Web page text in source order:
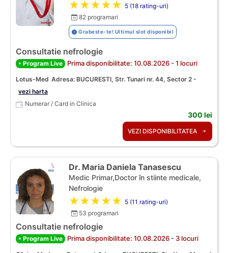
★★★★★ 5 (18 rating-uri)
82 programari
Grabeste-te! Ultimul slot disponibil
Consultatie nefrologie
• Program Live Prima disponibilitate: 10.08.2026 - 1 locuri
Lotus-Med Adresa: BUCURESTI, Str. Tunari nr. 44, Sector 2 -
vezi harta
Numerar / Card in Clinica
300 lei
VEZI DISPONIBILITATEA
Dr. Maria Daniela Tanasescu
Medic Primar,Doctor în stiinte medicale,
Nefrologie
★★★★★ 5 (11 rating-uri)
53 programari
Consultatie nefrologie
• Program Live Prima disponibilitate: 10.08.2026 - 3 locuri